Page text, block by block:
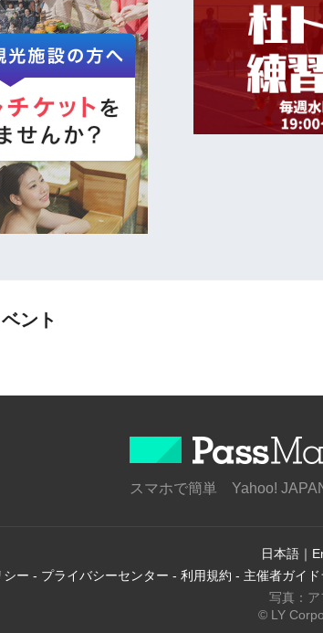
ント
スマホで簡単 Yahoo!
日本語 ｜
シー - プライバシーセンター - 利用規約 - 主催者ガイド
写真：ア
© LY